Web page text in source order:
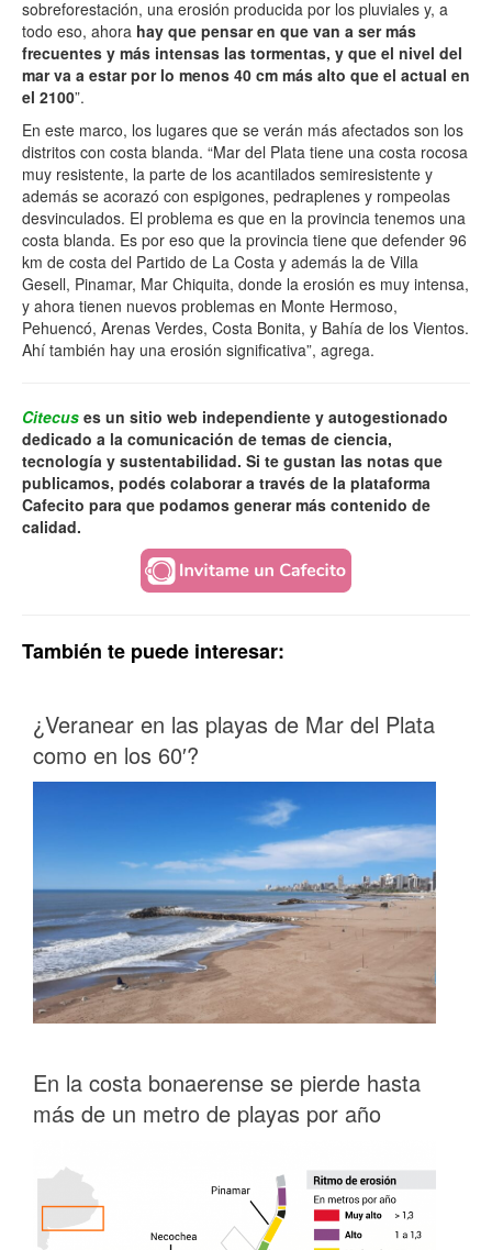
sobreforestación, una erosión producida por los pluviales y, a
todo eso, ahora hay que pensar en que van a ser más
frecuentes y más intensas las tormentas, y que el nivel del
mar va a estar por lo menos 40 cm más alto que el actual en
el 2100”.
En este marco, los lugares que se verán más afectados son los
distritos con costa blanda. “Mar del Plata tiene una costa rocosa
muy resistente, la parte de los acantilados semiresistente y
además se acorazó con espigones, pedraplenes y rompeolas
desvinculados. El problema es que en la provincia tenemos una
costa blanda. Es por eso que la provincia tiene que defender 96
km de costa del Partido de La Costa y además la de Villa
Gesell, Pinamar, Mar Chiquita, donde la erosión es muy intensa,
y ahora tienen nuevos problemas en Monte Hermoso,
Pehuencó, Arenas Verdes, Costa Bonita, y Bahía de los Vientos.
Ahí también hay una erosión significativa”, agrega.
Citecus es un sitio web independiente y autogestionado
dedicado a la comunicación de temas de ciencia,
tecnología y sustentabilidad. Si te gustan las notas que
publicamos, podés colaborar a través de la plataforma
Cafecito para que podamos generar más contenido de
calidad.
También te puede interesar:
¿Veranear en las playas de Mar del Plata
como en los 60′?
En la costa bonaerense se pierde hasta
más de un metro de playas por año